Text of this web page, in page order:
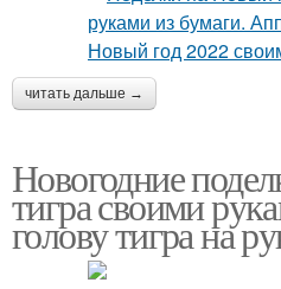
читать дальше →
Новогодние
тигра своими
голову тигра на